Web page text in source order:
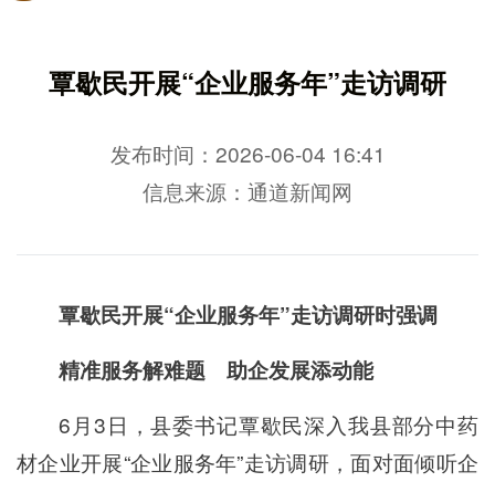
覃歇民开展“企业服务年”走访调研
发布时间：2026-06-04 16:41
信息来源：通道新闻网
覃歇民开展“企业服务年”走访调研时强调
精准服务解难题 助企发展添动能
6月3日，县委书记覃歇民深入我县部分中药
材企业开展“企业服务年”走访调研，面对面倾听企